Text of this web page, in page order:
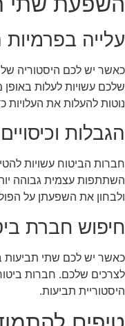
עלייה בפרמיות
כאשר יש לכם היסטוריה של
שלכם עשויות לעלות
נוטות להעלות את העלויות
הגבלות
חברות הביטוח עשויות
השתתפות עצמית גבוהה
ולבחון את השפעתן על
חיפוש חברת
כאשר יש לכם שתי תביעות
לצרכים שלכם. חברות
היסטוריית תביעות.